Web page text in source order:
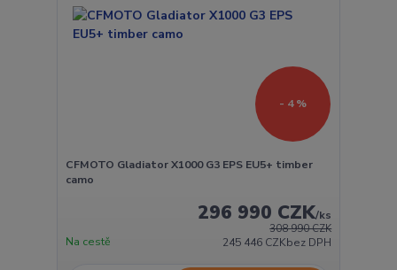
- 4 %
CFMOTO Gladiator X1000 G3 EPS EU5+ timber
camo
308 990 CZK
296 990 CZK/ks
245 446 CZKbez DPH
Na cestě